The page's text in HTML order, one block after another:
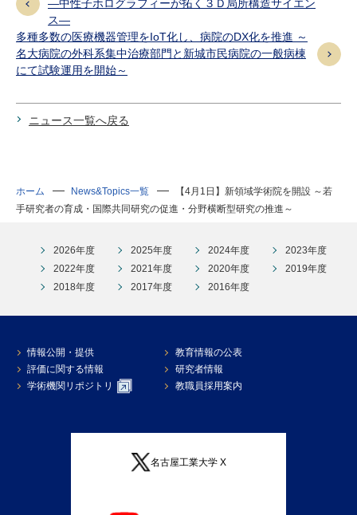
―中性子ホログラフィーが拓く３Ｄ局所構造サイエン
ス―
多種多数の医療機器管理をIoT化し、病院のDX化を推進 ～
名大病院の外科系集中治療部門と新城市民病院の一般病棟
にて試験運用を開始～
ニュース一覧へ戻る
ホーム News&Topics一覧
【4月1日】新領域学術院を開設 ～若
手研究者の育成・国際共同研究の促進・分野横断型研究の推進～
2026年度 2025年度 2024年度
2023年度
2022年度
2021年度 2020年度
2019年度
2018年度
2017年度 2016年度
情報公開・提供
教育情報の公表
評価に関する情報
研究者情報
学術機関リポジトリ
教職員採用案内
名古屋工業大学 X